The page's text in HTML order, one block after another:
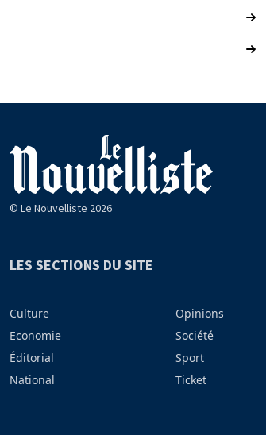
© Le Nouvelliste 2026
LES SECTIONS DU SITE
Culture
Economie
Éditorial
National
Opinions
Société
Sport
Ticket